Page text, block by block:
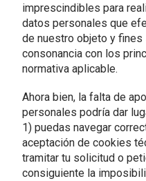
imprescindibles para
datos personales que
de nuestro objeto y
consonancia con los
normativa aplicable.
Ahora bien, la falta de
personales podría dar
1) puedas navegar
aceptación de cookies
tramitar tu solicitud o
consiguiente la